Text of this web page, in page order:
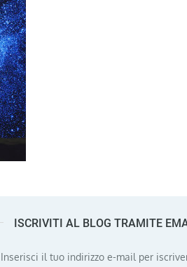
ISCRIVITI AL BLOG TRAMITE
Inserisci il tuo indirizzo e-mail per